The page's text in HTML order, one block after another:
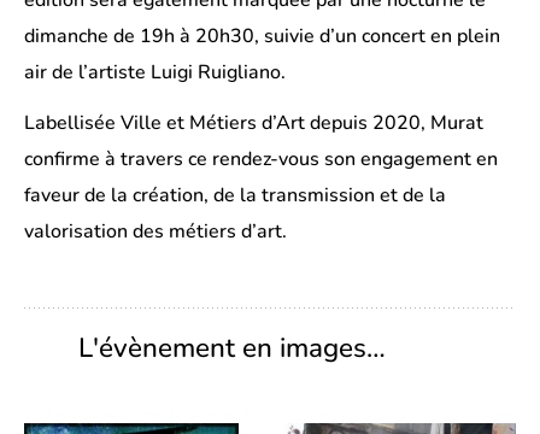
dimanche de 19h à 20h30, suivie d’un concert en plein
air de l’artiste Luigi Ruigliano.
Labellisée Ville et Métiers d’Art depuis 2020, Murat
confirme à travers ce rendez-vous son engagement en
faveur de la création, de la transmission et de la
valorisation des métiers d’art.
L'évènement en images…